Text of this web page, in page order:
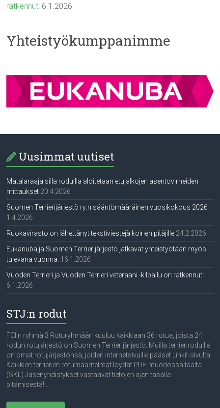
ratkennut! 6.1.2026
Yhteistyökumppanimme
Uusimmat uutiset
Matalaraajaisilla roduilla aloitetaan etujalkojen asentovirheiden
mittaukset 20.4.2026
Suomen Terrierijärjestö ry:n sääntömääräinen vuosikokous 2026
1.4.2026
Ruokavirasto on lähettänyt tekstiviestejä koirien pitäjille 24.2.2026
Eukanuba ja Suomen Terrierijärjestö jatkavat yhteistyötään myös
tulevana vuonna. 16.1.2026
Vuoden Terrieri ja Vuoden Terrieri veteraani -kilpailu on ratkennut!
6.1.2026
STJ:n rodut
FCI:n ryhmä 3 Roturyhmään kuuluu kaikkiaan 36 rotua, joista 24
rodun rotujärjestö on Suomen Terrierijärjestö. Muilla terrieriroduilla
on omat rotujärjestönsä, joiden internetsivuille pääset Linkit-sivulta.
Kaikkien terrierien rotumääritelmät löydät PDF-muodossa täältä
(SKL) Jäsenyhdistykset vastaavat tietojen ajan tasalla
pitämisestä!...